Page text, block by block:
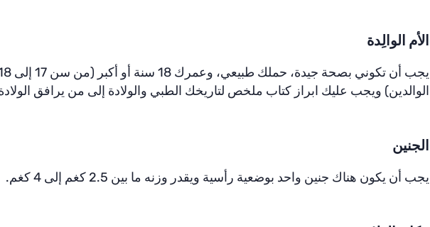
الأم الوالِدة
الوالدين) ويجب عليك ابراز كتاب ملخص لتاريخك الطبي والولادة إلى من يرافق
الجنين
يجب أن يكون هناك جنين واحد بوضعية رأسية ويقدر وزنه ما بين 2.5 كغم إلى 4 كغم.